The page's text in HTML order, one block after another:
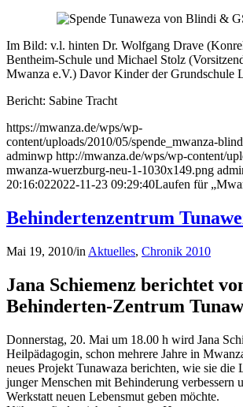
Im Bild: v.l. hinten Dr. Wolfgang Drave
Bentheim-Schule und Michael Stolz
Mwanza e.V.) Davor Kinder der Grundschule
Bericht: Sabine Tracht
https://mwanza.de/wps/wp-
content/uploads/2010/05/spende_mwanza-
adminwp http://mwanza.de/wps/wp-content/
mwanza-wuerzburg-neu-1-1030x149.png
20:16:022022-11-23 09:29:40Laufen für
Behindertenzentrum
Mai 19, 2010/in Aktuelles, Chronik 2010
Jana Schiemenz berichtet
Behinderten-Zentrum
Donnerstag, 20. Mai um 18.00 h wird Jana
Heilpädagogin, schon mehrere Jahre in
neues Projekt Tunawaza berichten, wie sie die
junger Menschen mit Behinderung verbessern
Werkstatt neuen Lebensmut geben möchte.